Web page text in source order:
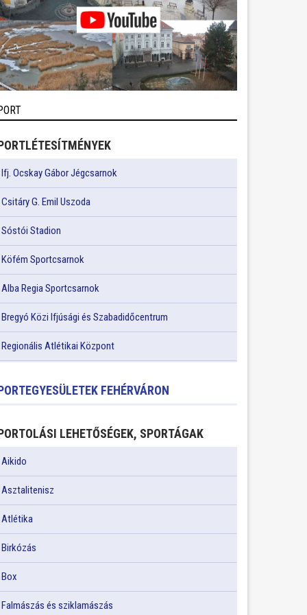
Ifj. Ocskay Gábor Jégcsarnok
Csitáry G. Emil Uszoda
Sóstói Stadion
Köfém Sportcsarnok
Alba Regia Sportcsarnok
Bregyó Közi Ifjúsági és Szabadidőcentrum
Regionális Atlétikai Központ
FEHÉRVÁRON
LEHETŐSÉGEK, SPORTÁGAK
Aikido
Asztalitenisz
Atlétika
Birkózás
Box
Falmászás és sziklamászás